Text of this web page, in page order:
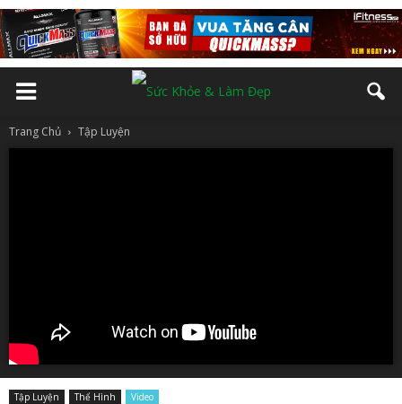
Trang Chủ Tập Luyện
Tập Luyện Thể Hình Video